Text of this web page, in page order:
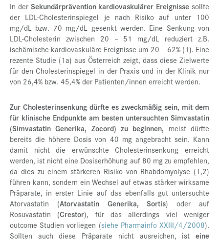
In der Sekundärprävention kardiovaskulärer Ereignisse sollte
der LDL-Cholesterinspiegel je nach Risiko auf unter 100
mg/dL bzw. 70 mg/dL gesenkt werden. Eine Senkung von
LDL-Cholesterin zwischen 20 – 51 mg/dL reduziert z.B.
ischämische kardiovaskuläre Ereignisse um 20 – 62% (1). Eine
rezente Studie (1a) aus Österreich zeigt, dass diese Zielwerte
für den Cholesterinspiegel in der Praxis und in der Klinik nur
von 26,4% bzw. 45,4% der Patienten/innen erreicht werden.
Zur Cholesterinsenkung dürfte es zweckmäßig sein, mit dem
für klinische Endpunkte am besten untersuchten Simvastatin
(Simvastatin Generika, Zocord) zu beginnen, meist dürfte
bereits die höhere Dosis von 40 mg angebracht sein. Kann
damit nicht die erwünschte Cholesterinsenkung erreicht
werden, ist nicht eine Dosiserhöhung auf 80 mg zu empfehlen,
da dies zu einem stärkeren Risiko von Rhabdomyolyse (1,2)
führen kann, sondern ein Wechsel auf etwas stärker wirksame
Präparate, in erster Linie auf das ebenfalls gut untersuchte
Atorvastatin (Atorvastatin Generika, Sortis) oder auf
Rosuvastatin (Crestor), für das allerdings viel weniger
outcome Studien vorliegen (siehe Pharmainfo XXIII/4/2008).
Sollten auch diese Präparate nicht ausreichen, ist eine